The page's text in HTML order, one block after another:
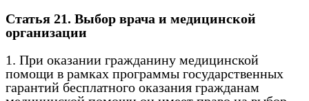
Статья 21. Выбор врача и медицинской
организации
1. При оказании гражданину медицинской
помощи в рамках программы государственных
гарантий бесплатного оказания гражданам